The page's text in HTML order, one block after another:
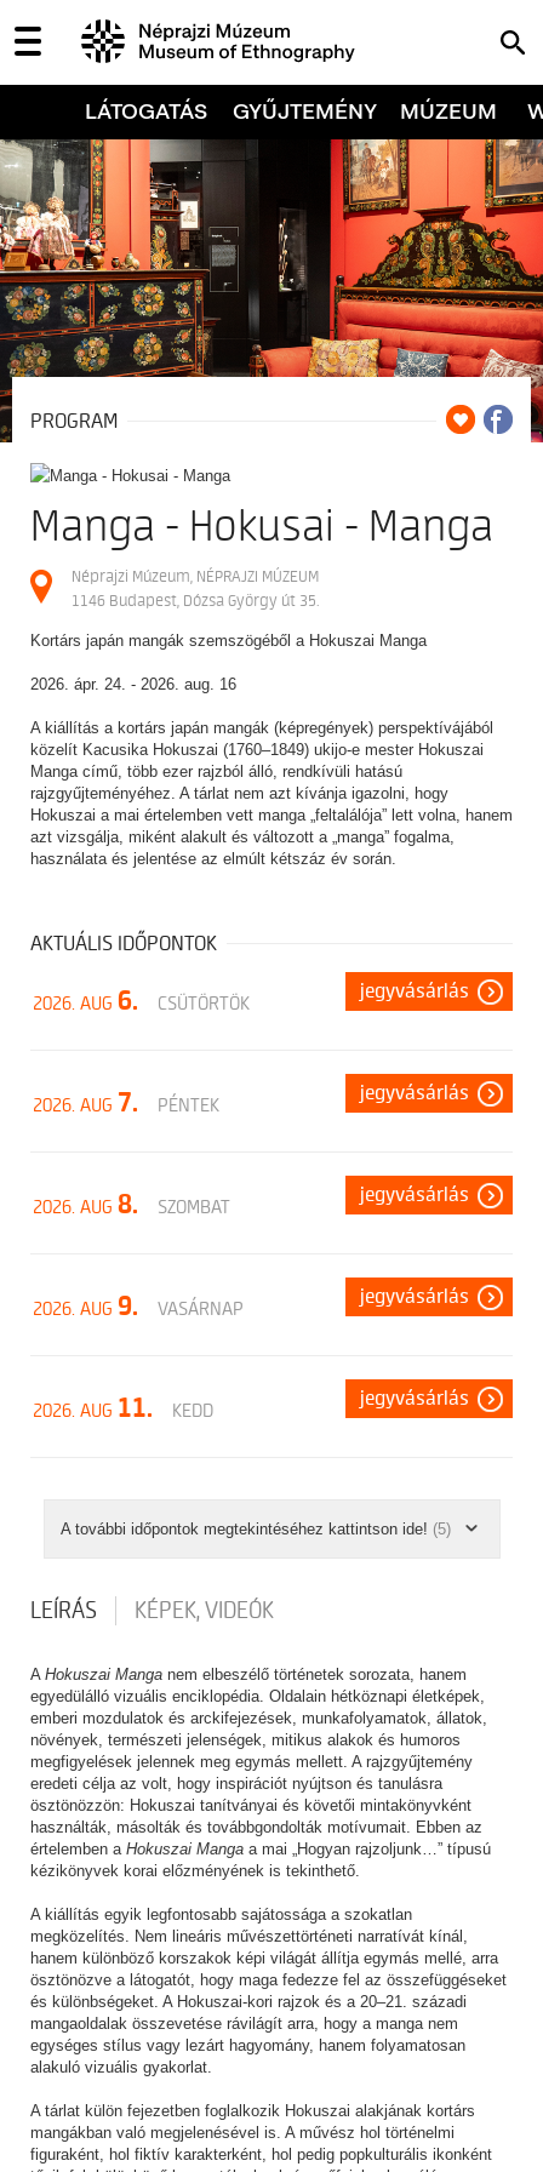
LÁTOGATÁS GYŰJTEMÉNY MÚZEUM
PROGRAM
Manga - Hokusai - Manga
Néprajzi Múzeum, NÉPRAJZI MÚZEUM
1146 Budapest, Dózsa György út 35.
Kortárs japán mangák szemszögéből a Hokuszai Manga
2026. ápr. 24. - 2026. aug. 16
A kiállítás a kortárs japán mangák (képregények) perspektívájából
közelít Kacusika Hokuszai (1760–1849) ukijo-e mester Hokuszai
Manga című, több ezer rajzból álló, rendkívüli hatású
rajzgyűjteményéhez. A tárlat nem azt kívánja igazolni, hogy
Hokuszai a mai értelemben vett manga „feltalálója” lett volna, hanem
azt vizsgálja, miként alakult és változott a „manga” fogalma,
használata és jelentése az elmúlt kétszáz év során.
AKTUÁLIS IDŐPONTOK
2026. AUG 6. CSÜTÖRTÖK
jegyvásárlás
2026. AUG 7. PÉNTEK
jegyvásárlás
2026. AUG 8. SZOMBAT
jegyvásárlás
2026. AUG 9. VASÁRNAP
jegyvásárlás
2026. AUG 11. KEDD
jegyvásárlás
A további időpontok megtekintéséhez kattintson ide! (5)
LEÍRÁS KÉPEK, VIDEÓK
A Hokuszai Manga nem elbeszélő történetek sorozata, hanem
egyedülálló vizuális enciklopédia. Oldalain hétköznapi életképek,
emberi mozdulatok és arckifejezések, munkafolyamatok, állatok,
növények, természeti jelenségek, mitikus alakok és humoros
megfigyelések jelennek meg egymás mellett. A rajzgyűjtemény
eredeti célja az volt, hogy inspirációt nyújtson és tanulásra
ösztönözzön: Hokuszai tanítványai és követői mintakönyvként
használták, másolták és továbbgondolták motívumait. Ebben az
értelemben a Hokuszai Manga a mai „Hogyan rajzoljunk…” típusú
kézikönyvek korai előzményének is tekinthető.
A kiállítás egyik legfontosabb sajátossága a szokatlan
megközelítés. Nem lineáris művészettörténeti narratívát kínál,
hanem különböző korszakok képi világát állítja egymás mellé, arra
ösztönözve a látogatót, hogy maga fedezze fel az összefüggéseket
és különbségeket. A Hokuszai-kori rajzok és a 20–21. századi
mangaoldalak összevetése rávilágít arra, hogy a manga nem
egységes stílus vagy lezárt hagyomány, hanem folyamatosan
alakuló vizuális gyakorlat.
A tárlat külön fejezetben foglalkozik Hokuszai alakjának kortárs
mangákban való megjelenésével is. A művész hol történelmi
figuraként, hol fiktív karakterként, hol pedig popkulturális ikonként